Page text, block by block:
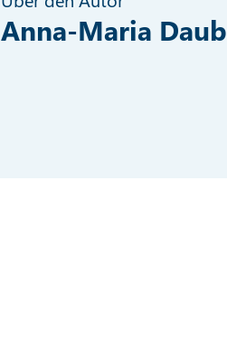
Anna-Maria Daub